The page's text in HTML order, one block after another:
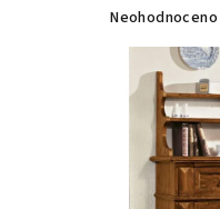
Průměrné
produktu
hvězdiček.
Neohodnoceno